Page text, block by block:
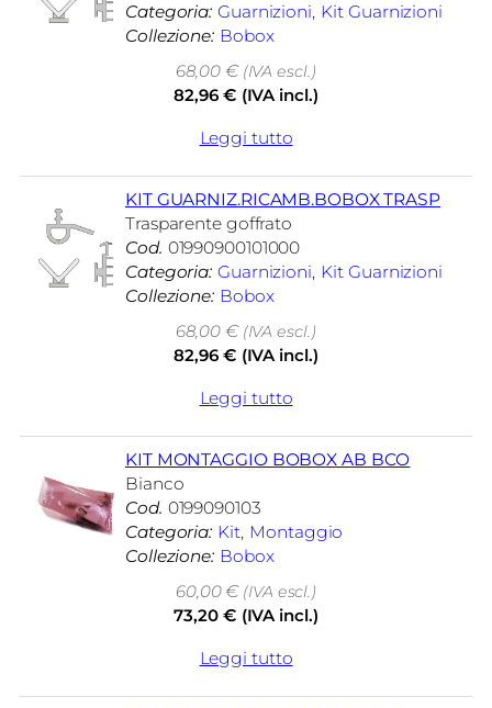
Categoria: Guarnizioni, Kit Guarnizioni
Collezione: Bobox
68,00 €(IVA escl.)
82,96 € (IVA incl.)
Leggi tutto
KIT GUARNIZ.RICAMB.BOBOX TRASP
Cod. 01990900101000
Trasparente goffrato
Categoria: Guarnizioni, Kit Guarnizioni
Collezione: Bobox
68,00 €(IVA escl.)
82,96 € (IVA incl.)
Leggi tutto
KIT MONTAGGIO BOBOX AB BCO
Cod. 0199090103
Bianco
Categoria: Kit, Montaggio
Collezione: Bobox
60,00€(IVA escl.)
73,20 € (IVA incl.)
Leggi tutto